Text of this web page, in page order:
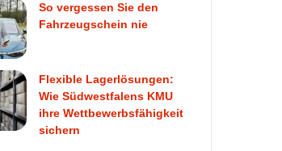
So vergessen Sie den
Fahrzeugschein nie
Flexible Lagerlösungen:
Wie Südwestfalens KMU
ihre Wettbewerbsfähigkeit
sichern